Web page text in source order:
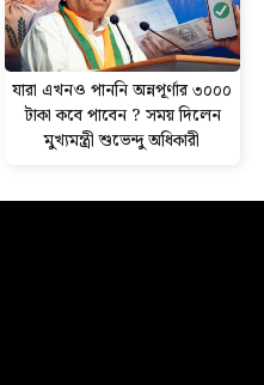
যারা এখনও পাননি অন্নপূর্ণার ৩০০০
টাকা কবে পাবেন ? সময় দিলেন
মুখ্যমন্ত্রী শুভেন্দু অধিকারী